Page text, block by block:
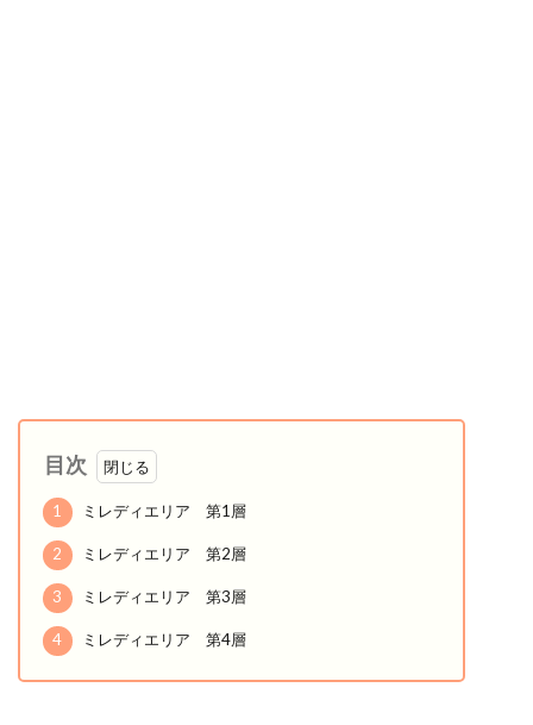
目次
1 ミレディエリア 第1層
2 ミレディエリア 第2層
3 ミレディエリア 第3層
4 ミレディエリア 第4層